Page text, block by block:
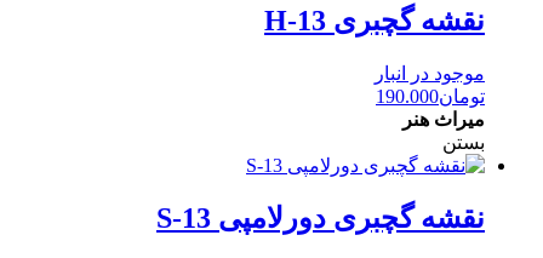
نقشه گچبری H-13
موجود در انبار
تومان190.000
میراث هنر
بستن
نقشه گچبری دورلامپی S-13